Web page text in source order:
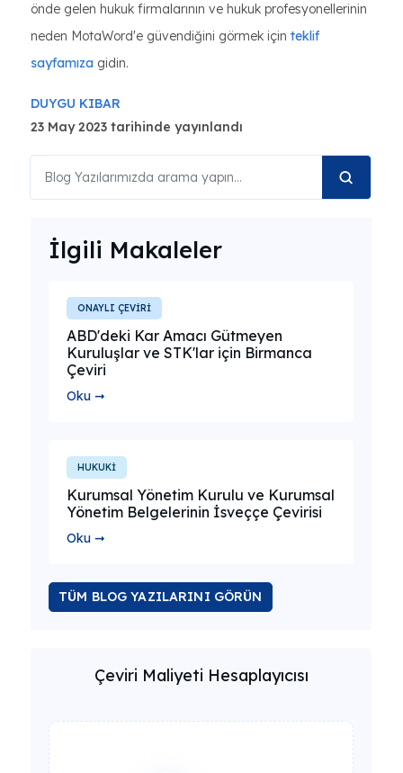
önde gelen hukuk firmalarının ve hukuk profesyonellerinin
neden MotaWord'e güvendiğini görmek için teklif
sayfamıza gidin.
DUYGU KIBAR
23 May 2023 tarihinde yayınlandı
İlgili Makaleler
ONAYLI ÇEVİRİ
ABD'deki Kar Amacı Gütmeyen
Kuruluşlar ve STK'lar için Birmanca
Çeviri
Oku ➞
HUKUKİ
Kurumsal Yönetim Kurulu ve Kurumsal
Yönetim Belgelerinin İsveççe Çevirisi
Oku ➞
TÜM BLOG YAZILARINI GÖRÜN
Çeviri Maliyeti Hesaplayıcısı